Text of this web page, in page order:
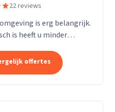
22 reviews
is erg belangrijk.
is heeft u minder
als uw bedrijfspand...
offertes